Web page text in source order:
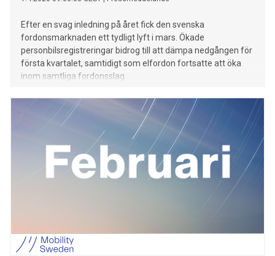
Efter en svag inledning på året fick den svenska
fordonsmarknaden ett tydligt lyft i mars. Ökade
personbilsregistreringar bidrog till att dämpa nedgången för
första kvartalet, samtidigt som elfordon fortsatte att öka
inom samtliga fordonsslag.